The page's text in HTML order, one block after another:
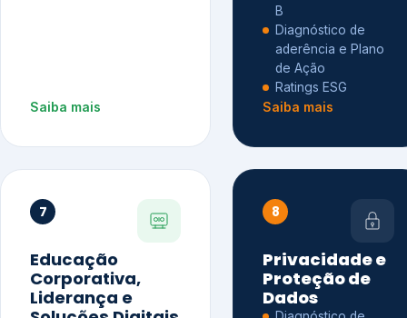
Saiba mais
B
Diagnóstico de
aderência e Plano
de Ação
Ratings ESG
Saiba mais
7
Educação
Corporativa,
Liderança e
8
Privacidade e
Proteção de
Dados